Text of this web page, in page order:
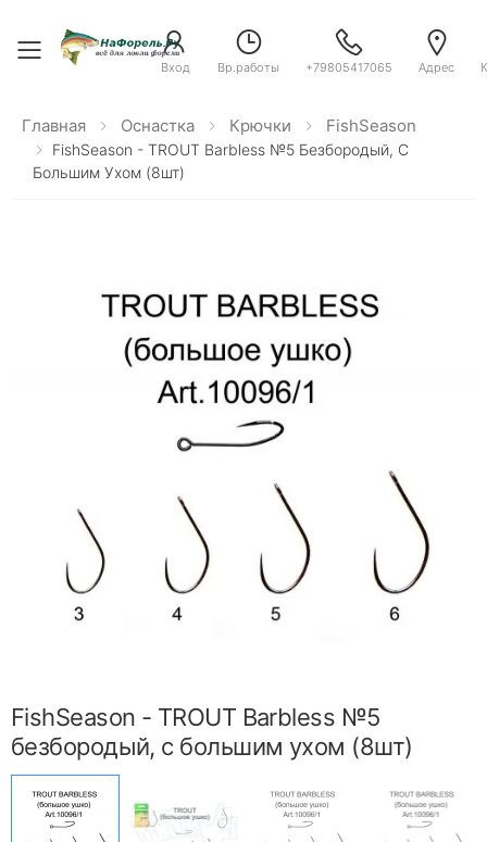
Toggle menu
Вход Вр.работы +79805417065 Адрес
Главная Оснастка Крючки FishSeason
FishSeason - TROUT Barbless №5 Безбородый, C
Большим Ухом (8шт)
FishSeason - TROUT Barbless №5
безбородый, c большим ухом (8шт)